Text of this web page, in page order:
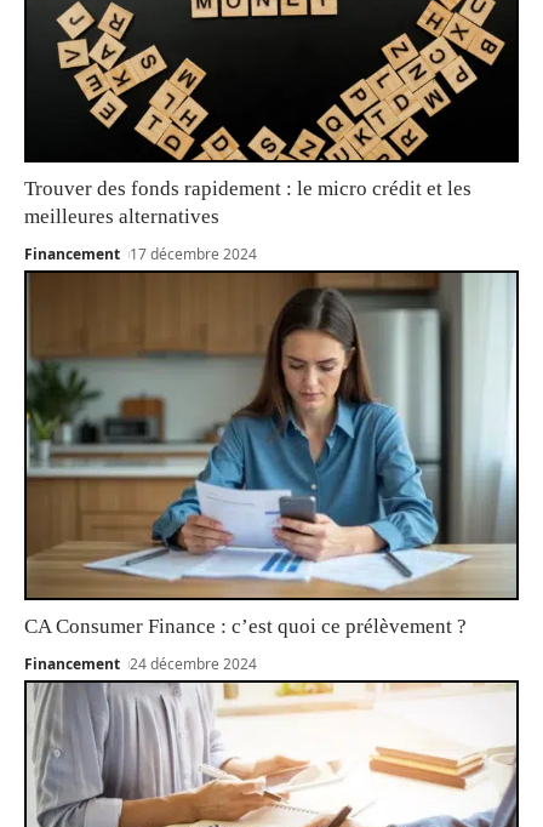
Trouver des fonds rapidement : le micro crédit et les
meilleures alternatives
Financement 17 décembre 2024
CA Consumer Finance : c’est quoi ce prélèvement ?
Financement 24 décembre 2024